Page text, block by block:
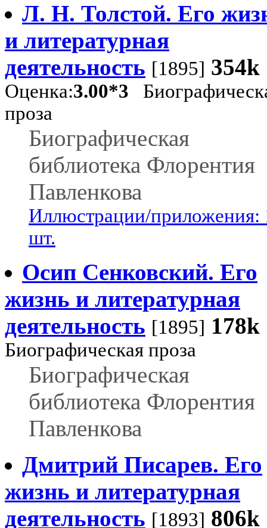
Л. Н. Толстой. Его
и литературная
деятельность [1895] 354k
Оценка:3.00*3
проза
Биографическая
библиотека Флорентия
Павленкова
Иллюстрации/приложения:
шт.
Осип Сенковский. Его
жизнь и литературная
деятельность [1895] 178k
Биографическая проза
Биографическая
библиотека Флорентия
Павленкова
Дмитрий Писарев. Его
жизнь и литературная
деятельность [1893] 806k